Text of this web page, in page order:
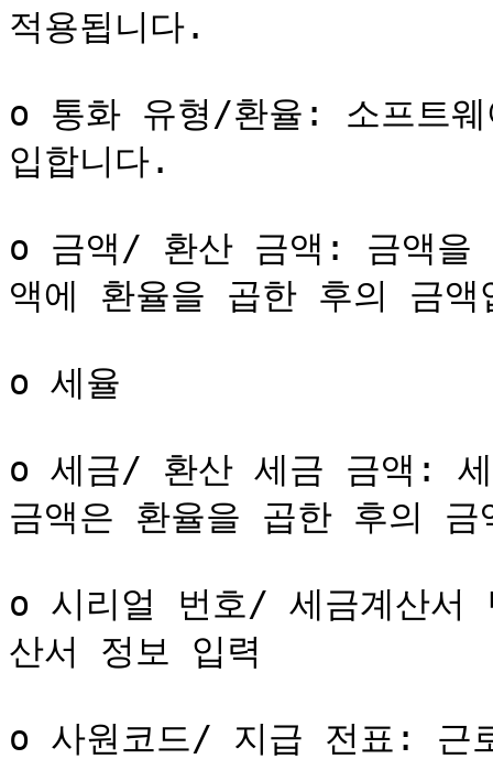
적용됩니다.
o 통화 유형/환율: 소프트웨
입합니다.
o 금액/ 환산 금액: 금액을
액에 환율을 곱한 후의 금액
o 세율
o 세금/ 환산 세금 금액:
금액은 환율을 곱한 후의 금
o 시리얼 번호/ 세금계산서
산서 정보 입력
o 사원코드/ 지급 전표: 근